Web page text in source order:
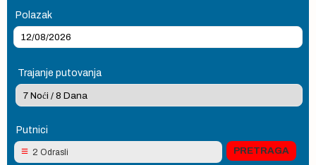
Polazak
Trajanje putovanja
Putnici
2 Odrasli